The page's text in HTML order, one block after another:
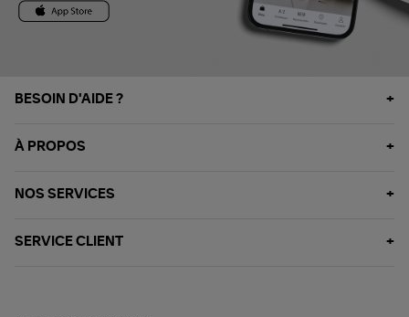
BESOIN D'AIDE ?
À PROPOS
NOS SERVICES
SERVICE CLIENT